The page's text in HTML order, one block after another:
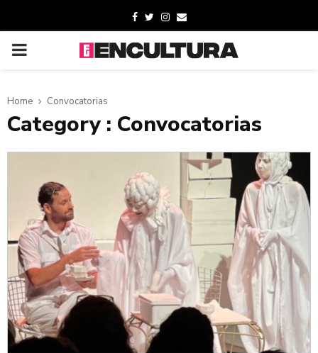
Home Convocatorias
Category : Convocatorias